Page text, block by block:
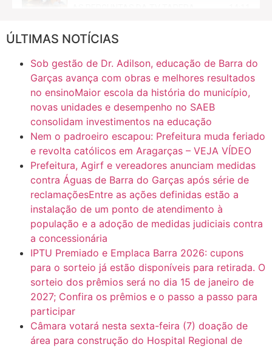
CASO SAIURY - SEM CORTES
Mini Ginásio de Aragarças- Só a bo$ta 6:31
ÚLTIMAS NOTÍCIAS
Sob gestão de Dr. Adilson, educação de Barra do
Garças avança com obras e melhores resultados
no ensinoMaior escola da história do município,
novas unidades e desempenho no SAEB
consolidam investimentos na educação
Nem o padroeiro escapou: Prefeitura muda feriado
e revolta católicos em Aragarças – VEJA VÍDEO
Prefeitura, Agirf e vereadores anunciam medidas
contra Águas de Barra do Garças após série de
reclamaçõesEntre as ações definidas estão a
instalação de um ponto de atendimento à
população e a adoção de medidas judiciais contra
a concessionária
IPTU Premiado e Emplaca Barra 2026: cupons
para o sorteio já estão disponíveis para retirada. O
sorteio dos prêmios será no dia 15 de janeiro de
2027; Confira os prêmios e o passo a passo para
participar
Câmara votará nesta sexta-feira (7) doação de
área para construção do Hospital Regional de